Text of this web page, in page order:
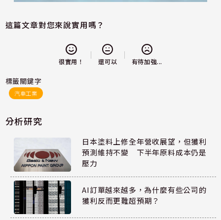
這篇文章對您來說實用嗎？
很實用！ 還可以 有待加強...
標籤關鍵字
汽車工業
分析研究
日本塗料上修全年營收展望，但獲利
預測維持不變 下半年原料成本仍是
壓力
AI訂單越來越多，為什麼有些公司的
獲利反而更難超預期？